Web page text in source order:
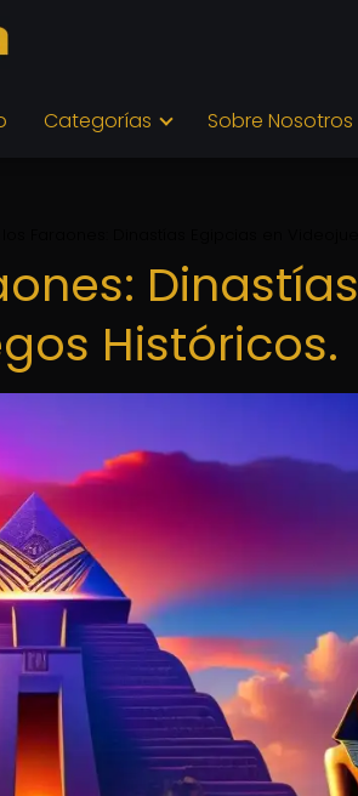
Categorías Sobre Nosotros
Dinastías
Históricos.